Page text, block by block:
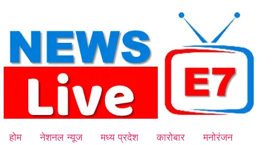
content
होम नेशनल न्यूज मध्य प्रदेश कारोबार
मनोरंजन